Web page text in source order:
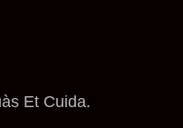
Et Cuida.